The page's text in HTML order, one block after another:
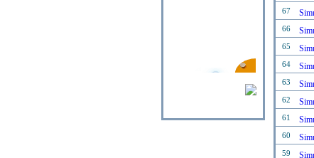
67
66
65
64
63
62
61
60
59